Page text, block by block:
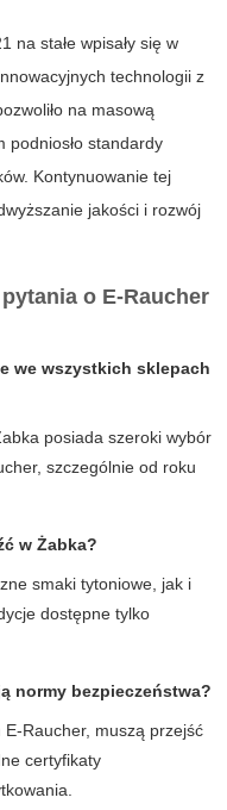
na stałe wpisały się w
technologii z
na masową
podniosło standardy
Kontynuowanie tej
jakości i rozwój
o E-Raucher
we wszystkich sklepach
posiada szeroki wybór
szczególnie od roku
w Żabka?
smaki tytoniowe, jak i
dostępne tylko
normy bezpieczeństwa?
Raucher, muszą przejść
certyfikaty